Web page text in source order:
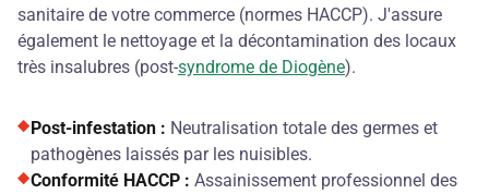
sanitaire de votre commerce (normes HACCP). J'assure
également le nettoyage et la décontamination des locaux
très insalubres (post-syndrome de Diogène).
Post-infestation : Neutralisation totale des germes et
pathogènes laissés par les nuisibles.
Conformité HACCP : Assainissement professionnel des